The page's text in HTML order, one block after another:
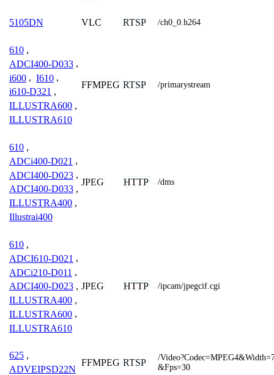
5105DN VLC RTSP /ch0_0.h264
610 ,
ADCI400-D033 ,
i600 , I610 ,
i610-D321 ,
ILLUSTRA600 ,
ILLUSTRA610
FFMPEG RTSP /primarystream
610 ,
ADCi400-D021 ,
ADCI400-D023 ,
ADCI400-D033 ,
ILLUSTRA400 ,
Illustrai400
JPEG HTTP /dms
610 ,
ADCI610-D021 ,
ADCi210-D011 ,
ADCI400-D023 ,
ILLUSTRA400 ,
ILLUSTRA600 ,
ILLUSTRA610
JPEG HTTP /ipcam/jpegcif.cgi
625 ,
ADVEIPSD22N
FFMPEG RTSP
/
&Fps=30